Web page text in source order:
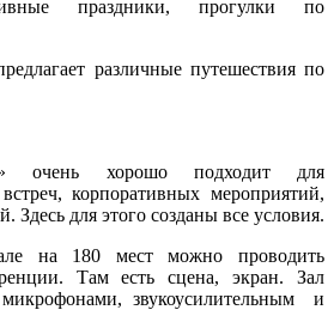
праздники, прогулки по
различные путешествия по
очень хорошо подходит для
корпоративных мероприятий,
Здесь для этого созданы все условия.
на 180 мест можно проводить
Там есть сцена, экран. Зал
звукоусилительным и